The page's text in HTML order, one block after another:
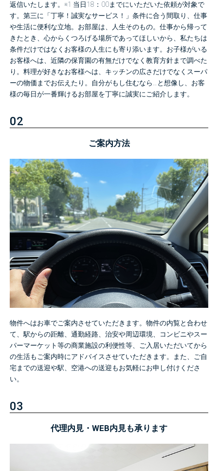
返信いたします。 ※1 当日18：00までにいただいた依頼が対象で
す。 第三に「丁寧！誠実なサービス！」条件に合う間取り、仕事
や生活に便利な立地。 お部屋は、人生そのもの。仕事から帰って
きたとき、心からくつろげる場所であってほしいから、私たちは
条件だけではなくお客様の人生にも寄り添います。 お子様がいる
お客様へは、近隣の保育園の有無だけでなく教育方針まで調べた
り。 料理が好きなお客様へは、キッチンの広さだけでなくスーパ
ーの物価までお伝えたり。自分がもし住むなら…と想像し、お客
様の毎日が一番輝けるお部屋を丁寧に誠実にご紹介します。
02
ご案内方法
物件へはお車でご案内させていただきます。 物件の内覧と合わせ
て、駅からの距離、通勤経路、治安や周辺環境、
コンビニやスー
パーマーケット等の商業施設の利便性等、
ご入居いただいてから
の生活もご案内時にアドバイスさせていただきます。
また、ご自
宅までの送迎や駅、空港への送迎もお気軽にお申し付けくださ
い。
03
代理内見・WEB内見も承ります